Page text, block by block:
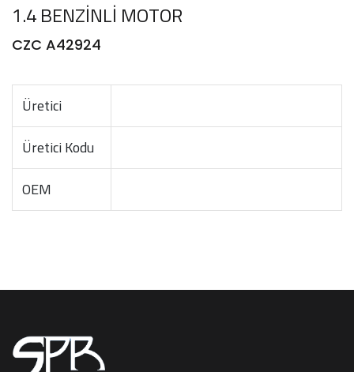
1.4 BENZİNLİ MOTOR
CZC A42924
Üretici
Üretici Kodu
OEM